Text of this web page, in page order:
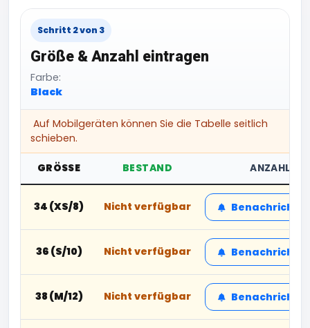
Schritt 2 von 3
Größe & Anzahl eintragen
Farbe:
Black
Auf Mobilgeräten können Sie die Tabelle seitlich
schieben.
GRÖSSE BESTAND ANZAHL
34 (XS/8) Nicht verfügbar
36 (S/10) Nicht verfügbar
38 (M/12) Nicht verfügbar